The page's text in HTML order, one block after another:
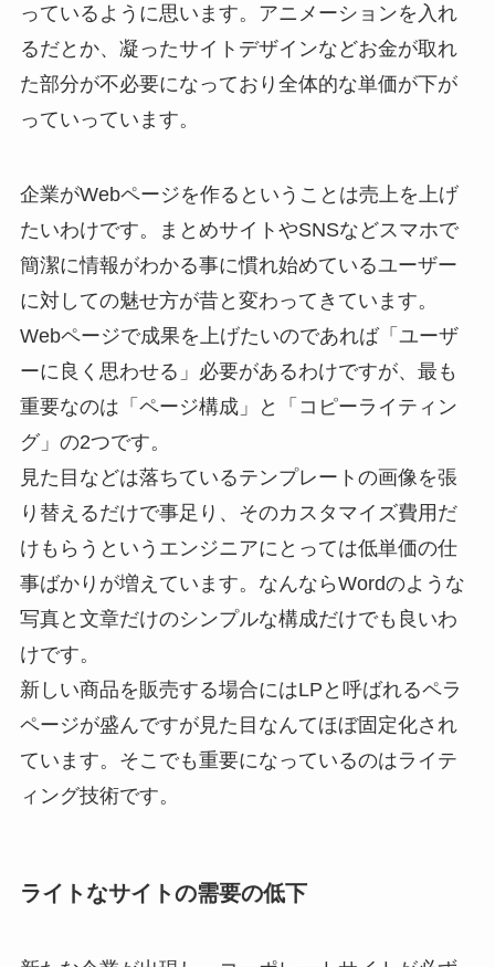
っているように思います。アニメーションを入れ
るだとか、凝ったサイトデザインなどお金が取れ
た部分が不必要になっており全体的な単価が下が
っていっています。
企業がWebページを作るということは売上を上げ
たいわけです。まとめサイトやSNSなどスマホで
簡潔に情報がわかる事に慣れ始めているユーザー
に対しての魅せ方が昔と変わってきています。
Webページで成果を上げたいのであれば「ユーザ
ーに良く思わせる」必要があるわけですが、最も
重要なのは「ページ構成」と「コピーライティン
グ」の2つです。
見た目などは落ちているテンプレートの画像を張
り替えるだけで事足り、そのカスタマイズ費用だ
けもらうというエンジニアにとっては低単価の仕
事ばかりが増えています。なんならWordのような
写真と文章だけのシンプルな構成だけでも良いわ
けです。
新しい商品を販売する場合にはLPと呼ばれるペラ
ページが盛んですが見た目なんてほぼ固定化され
ています。そこでも重要になっているのはライテ
ィング技術です。
ライトなサイトの需要の低下